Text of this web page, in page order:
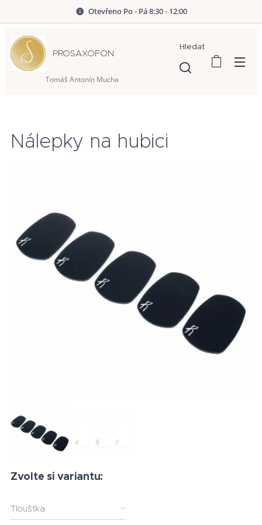
Otevřeno Po - Pá 8:30 - 12:00
PROSAXOFON
Tomáš Antonín Mucha
Hledat
Nálepky na hubici
Zvolte si variantu:
Tloušťka